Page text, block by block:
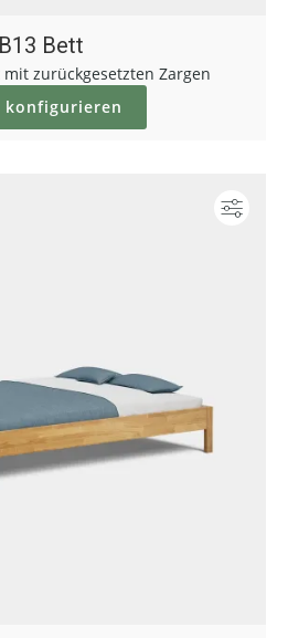
B13 Bett
zurückgesetzten Zargen
konfigurieren